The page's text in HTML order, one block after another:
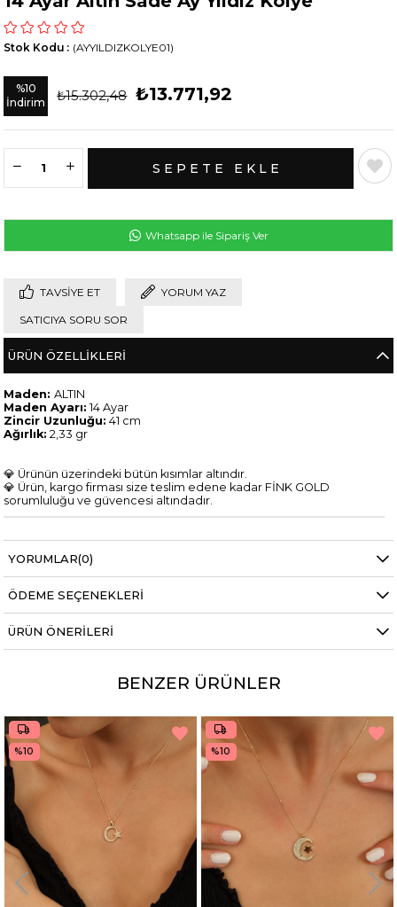
(AYYILDIZKOLYE01)
Stok Kodu
%10
İndirim
₺15.302,48 ₺13.771,92
Whatsapp ile Sipariş Ver
TAVSIYE ET YORUM YAZ
SATICIYA SORU SOR
ÜRÜN ÖZELLIKLERI
Maden:ALTIN
Maden Ayarı: 14 Ayar
Zincir Uzunluğu: 41 cm
Ağırlık: 2,33 gr
💎 Ürünün üzerindeki bütün kısımlar altındır.
💎 Ürün, kargo firması size teslim edene kadar FİNK GOLD
sorumluluğu ve güvencesi altındadır.
YORUMLAR(0)
ÖDEME SEÇENEKLERI
ÜRÜN ÖNERILERI
BENZER ÜRÜNLER
%10 %10